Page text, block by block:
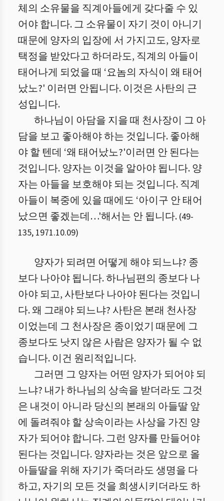
체의 소유물을 직계아들에게 갖다줄 수 있
어야 합니다. 그 소유물이 자기 것이 아니기
때문에 양자의 입장에 서 가지고도, 양자로
택정을 받았다고 하더라도, 직계의 아들이
태어나게 되었을 때 ‘요놈의 자식이 왜 태어
났노?' 이러면 안됩니다. 이것은 사탄의 근
성입니다.
하나님이 아담을 지을 때 천사장이 그 아
담을 보고 좋아해야 하는 것입니다. 좋아해
야 할 텐데 ‘왜 태어났노?'이러면 안 된다는
것입니다. 양자는 이것을 알아야 됩니다. 양
자는 아들을 보호해야 되는 것입니다. 직계
아들이 복중에 있을 때에도 ‘아이구 안 태어
났으면 좋겠는데…'해서는 안 됩니다. (49-
135, 1971.10.09)
양자가 되려면 어떻게 해야 되느냐? 종
보다 나아야 됩니다. 하나님편의 종보다 나
아야 되고, 사탄보다 나아야 된다는 것입니
다. 왜 그래야 되느냐? 사탄은 본래 천사장
이었는데 그 천사장은 종이었기 때문에 그
종보다도 낫지 않은 사람은 양자가 될 수 없
습니다. 이건 원리적입니다.
그러면 그 양자는 어떤 양자가 되어야 되
느냐? 내가 하나님의 상속을 받더라도 그것
은 내것이 아니라 당신의 본래의 아들딸 앞
에 돌려줘야 할 상속이라는 사상을 가진 양
자가 되어야 합니다. 그런 양자를 만들어야
된다는 것입니다. 양자라는 것은 앞으로 올
아들딸을 위해 자기가 죽더라도 생명을 다
하고, 자기의 모든 것을 희생시키더라도 하